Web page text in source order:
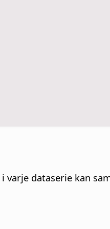
varje dataserie kan